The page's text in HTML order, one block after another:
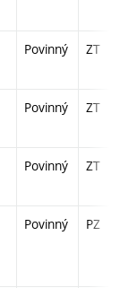
Povinný ZT
Povinný ZT
Povinný ZT
Povinný PZ